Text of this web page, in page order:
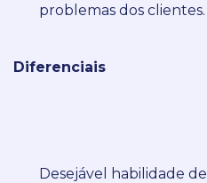
problemas dos clientes.
Diferenciais
Desejável habilidade